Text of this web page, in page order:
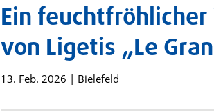
Ein
von Ligetis „Le
13. Feb. 2026 | Bielefeld